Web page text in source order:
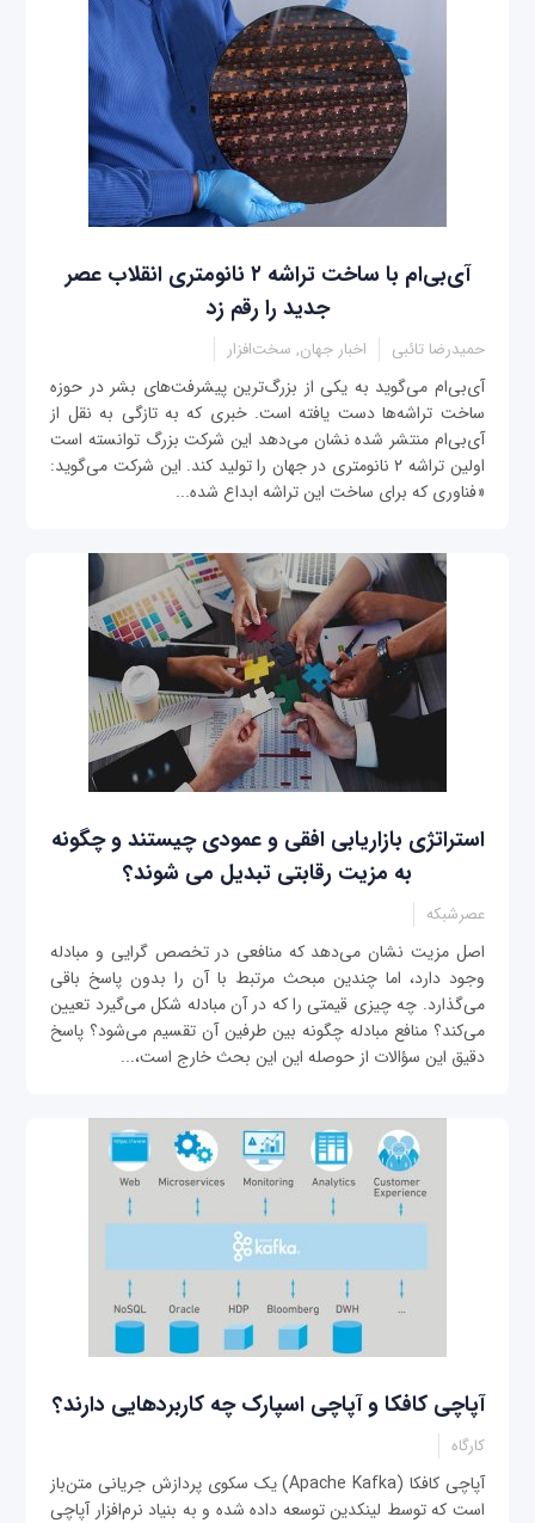
آی‌بی‌ام با ساخت تراشه‌ ۲ نانومتری انقلاب عصر
جدید را رقم زد
حمیدرضا تائبی اخبار جهان, سخت‌افزار
آی‌بی‌ام می‌گوید به یکی از بزرگ‌ترین پیشرفت‌های بشر در حوزه
ساخت تراشه‌ها دست یافته است. خبری که به تازگی به نقل از
آی‌بی‌ام منتشر شده نشان می‌دهد این شرکت بزرگ توانسته است
اولین تراشه ۲ نانومتری در جهان را تولید کند. این شرکت می‌گوید:
«فناوری که برای ساخت این تراشه ابداع شده...
استراتژی بازاریابی افقی و عمودی چیستند و چگونه
به مزیت رقابتی تبدیل می شوند؟
عصرشبکه
اصل مزیت نشان می‌دهد که منافعی در تخصص گرایی و مبادله
وجود دارد، اما چندین مبحث مرتبط با آن را بدون پاسخ باقی
می‌گذارد. چه چیزی قیمتی را که در آن مبادله شکل می‌گیرد تعیین
می‌کند؟ منافع مبادله چگونه بین طرفین آن تقسیم می‌شود؟ پاسخ
دقیق این سؤالات از حوصله این این بحث خارج است،...
آپاچی کافکا و آپاچی اسپارک چه کاربردهایی دارند؟
کارگاه
آپاچی کافکا (Apache Kafka) یک سکوی پردازش جریانی متن‌باز
است که توسط لینکدین توسعه داده شده و به بنیاد نرم‌افزار آپاچی